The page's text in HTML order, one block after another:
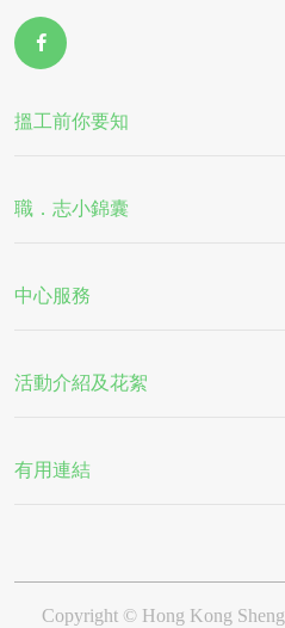
搵工前你要知
職．志小錦囊
中心服務
活動介紹及花絮
有用連結
Copyright © Hong Kong